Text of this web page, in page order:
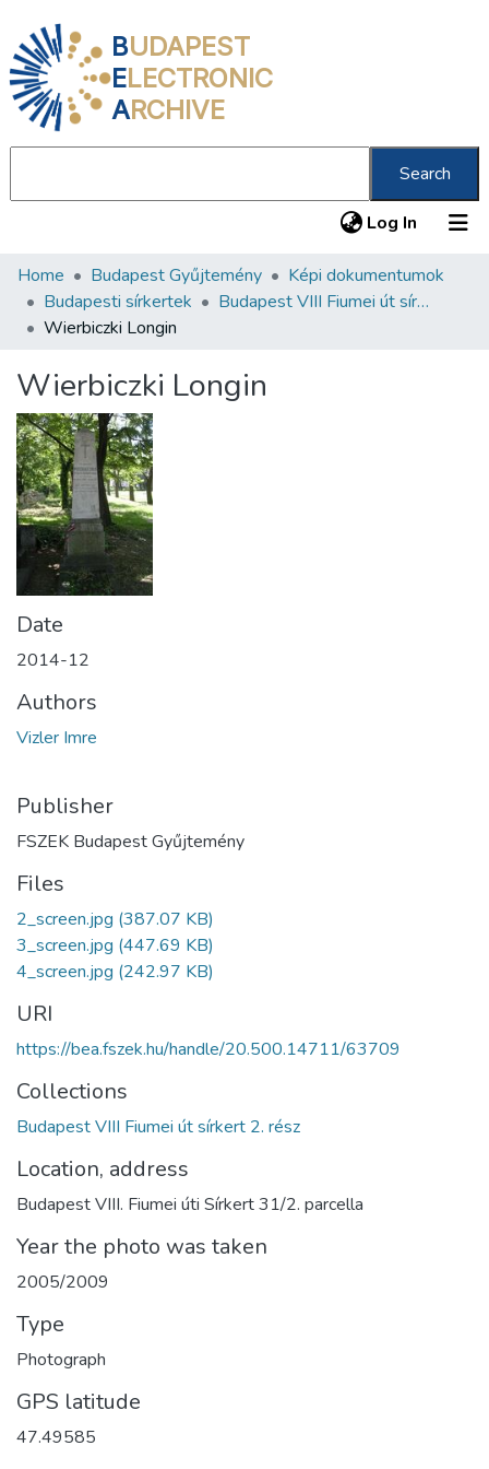
BUDAPEST
ELECTRONIC
ARCHIVE
Search
Log In (current)
Communities & Collections
All of DSpace
About us
Home Budapest Gyűjtemény
Képi dokumentumok
Budapesti sírkertek
Budapest VIII Fiumei út sírkert 2. rész
Wierbiczki Longin
Wierbiczki Longin
Date
2014-12
Authors
Vizler Imre
Publisher
FSZEK Budapest Gyűjtemény
Files
2_screen.jpg (387.07 KB)
3_screen.jpg (447.69 KB)
4_screen.jpg (242.97 KB)
URI
https://bea.fszek.hu/handle/20.500.14711/63709
Collections
Budapest VIII Fiumei út sírkert 2. rész
Location, address
Budapest VIII. Fiumei úti Sírkert 31/2. parcella
Year the photo was taken
2005/2009
Type
Photograph
GPS latitude
47.49585